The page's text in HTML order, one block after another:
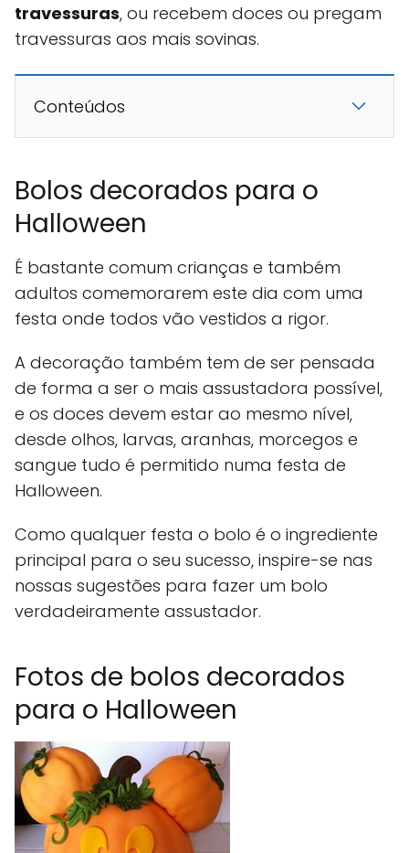
travessuras, ou recebem doces ou pregam
travessuras aos mais sovinas.
Conteúdos
Bolos decorados para o
Halloween
É bastante comum crianças e também
adultos comemorarem este dia com uma
festa onde todos vão vestidos a rigor.
A decoração também tem de ser pensada
de forma a ser o mais assustadora possível,
e os doces devem estar ao mesmo nível,
desde olhos, larvas, aranhas, morcegos e
sangue tudo é permitido numa festa de
Halloween.
Como qualquer festa o bolo é o ingrediente
principal para o seu sucesso, inspire-se nas
nossas sugestões para fazer um bolo
verdadeiramente assustador.
Fotos de bolos decorados
para o Halloween